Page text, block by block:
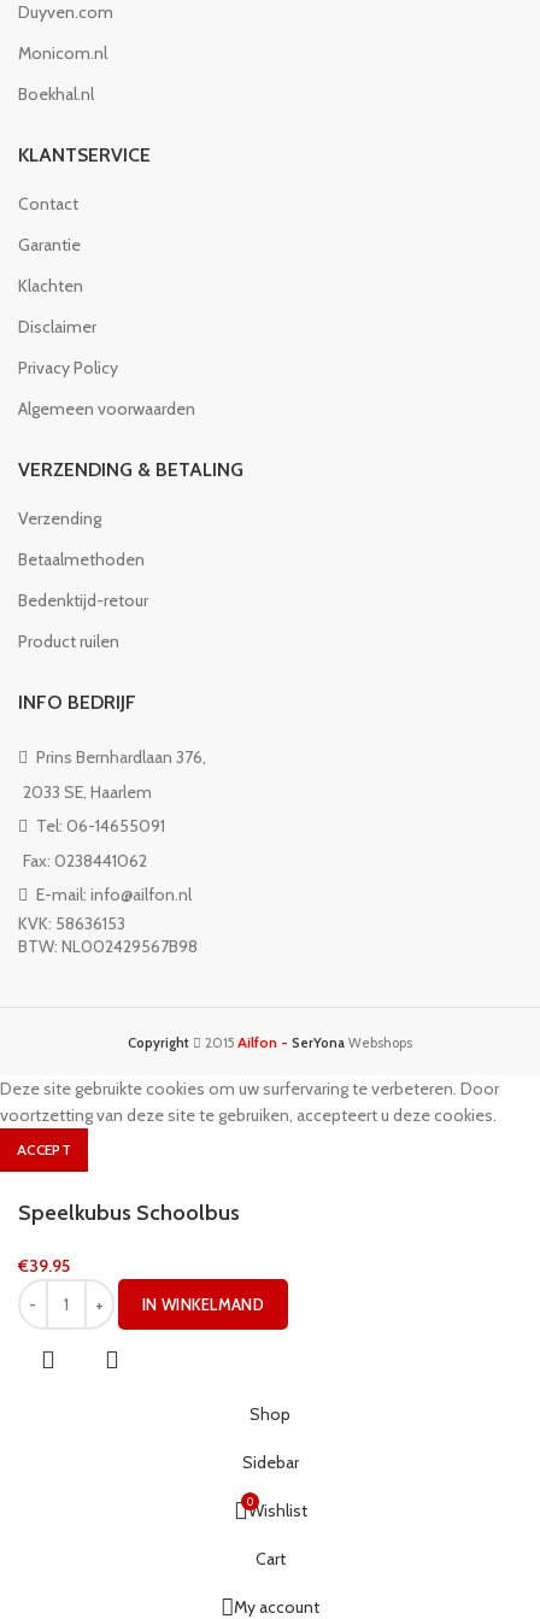
Duyven.com
Monicom.nl
Boekhal.nl
KLANTSERVICE
Contact
Garantie
Klachten
Disclaimer
Privacy Policy
Algemeen voorwaarden
VERZENDING & BETALING
Verzending
Betaalmethoden
Bedenktijd-retour
Product ruilen
INFO BEDRIJF
Prins Bernhardlaan 376,
2033 SE, Haarlem
Tel: 06-14655091
Fax: 0238441062
E-mail: info@ailfon.nl
KVK: 58636153
BTW: NL002429567B98
Copyright 2015 Ailfon - SerYona Webshops
Deze site gebruikte cookies om uw surfervaring te verbeteren. Door
voortzetting van deze site te gebruiken, accepteert u deze cookies.
ACCEPT
Speelkubus Schoolbus
€39.95
IN WINKELMAND
Shop
Sidebar
0Wishlist
Cart
My account